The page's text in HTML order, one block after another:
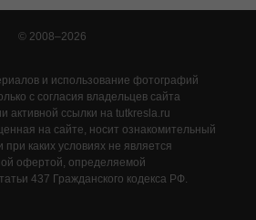
© 2008–2026
и использование фотографий
с согласия владельцев сайта
активной ссылки на tutkresla.ru
на сайте, носит ознакомительный
при каких условиях не является
офертой, определяемой
437 Гражданского кодекса РФ.